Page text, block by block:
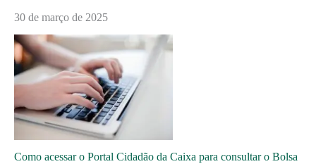
30 de março de 2025
Como acessar o Portal Cidadão da Caixa para consultar o Bolsa